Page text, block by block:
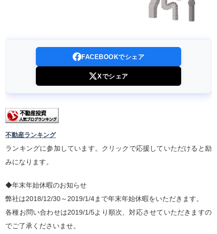
FACEBOOKでシェア
Xでシェア
不動産ランキング
ランキングに参加しています。クリックで応援していただけると励
みになります。
◆年末年始休暇のお知らせ
弊社は2018/12/30～2019/1/4まで年末年始休暇をいただきます。
各種お問い合わせは2019/1/5より順次、対応させていただきますの
でご了承くださいませ。